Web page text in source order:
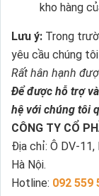
kho hàng
Lưu ý: Trong
yêu cầu chúng
Rất hân hạnh
Để được hỗ trợ
hệ với chúng tôi
CÔNG TY CỔ
Địa chỉ: Ô DV-11,
Hà Nội.
Hotline: 092 559